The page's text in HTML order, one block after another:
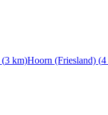
(3 km)Hoorn (Friesland) (4